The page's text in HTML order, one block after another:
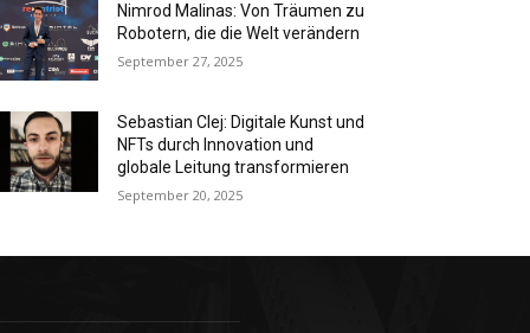
Nimrod Malinas: Von Träumen zu
Robotern, die die Welt verändern
September 27, 2025
Sebastian Clej: Digitale Kunst und
NFTs durch Innovation und
globale Leitung transformieren
September 20, 2025